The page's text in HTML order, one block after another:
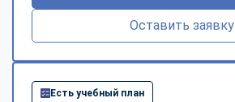
Оставить заявку
Есть учебный план